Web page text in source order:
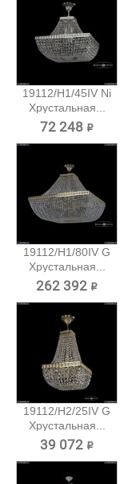
19112/H1/45IV Ni
Хрустальная...
72 248 ₽
19112/H1/80IV G
Хрустальная...
262 392 ₽
19112/H2/25IV G
Хрустальная...
39 072 ₽